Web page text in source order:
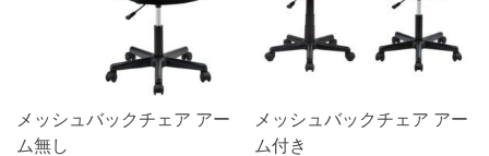
メッシュバックチェア アー
ム無し
メッシュバックチェア アー
ム付き